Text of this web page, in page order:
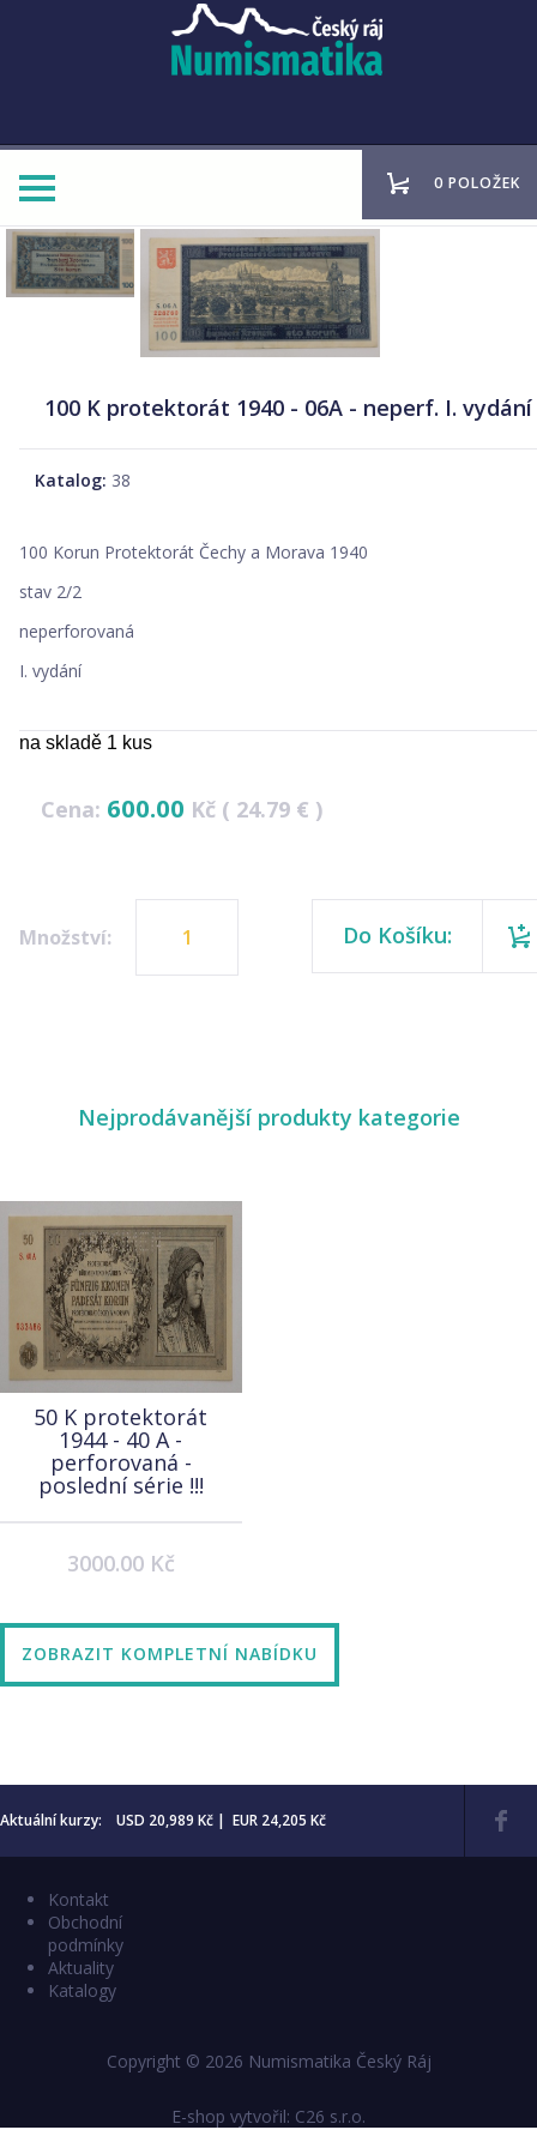
0 POLOŽEK
100 K protektorát 1940 - 06A - neperf. I. vydání
Katalog: 38
100 Korun Protektorát Čechy a Morava 1940
stav 2/2
neperforovaná
I. vydání
na skladě 1 kus
Cena: 600.00 Kč ( 24.79 € )
Množství: Do Košíku:
Nejprodávanější produkty kategorie
50 K protektorát
1944 - 40 A -
perforovaná -
poslední série !!!
3000.00 Kč
ZOBRAZIT KOMPLETNÍ NABÍDKU
Aktuální kurzy: USD 20,989 Kč | EUR 24,205 Kč
Kontakt
Obchodní
podmínky
Aktuality
Katalogy
Copyright © 2026 Numismatika Český Ráj
E-shop vytvořil: C26 s.r.o.